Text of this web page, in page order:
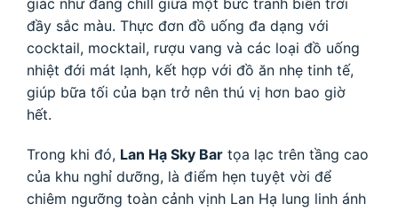
đầy sắc màu. Thực đơn đồ uống đa dạng với
cocktail, mocktail, rượu vang và các loại đồ uống
nhiệt đới mát lạnh, kết hợp với đồ ăn nhẹ tinh tế,
giúp bữa tối của bạn trở nên thú vị hơn bao giờ
hết.
Trong khi đó, Lan Hạ Sky Bar tọa lạc trên tầng cao
của khu nghỉ dưỡng, là điểm hẹn tuyệt vời để
chiêm ngưỡng toàn cảnh vịnh Lan Hạ lung linh ánh